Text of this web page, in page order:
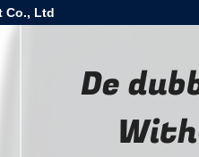
Co., Ltd
De